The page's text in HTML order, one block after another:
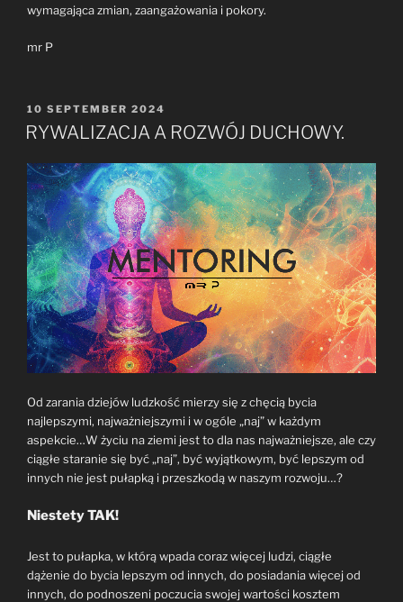
wymagająca zmian, zaangażowania i pokory.
mr P
POSTED
ON
10 SEPTEMBER 2024
RYWALIZACJA A ROZWÓJ DUCHOWY.
Od zarania dziejów ludzkość mierzy się z chęcią bycia
najlepszymi, najważniejszymi i w ogóle „naj” w każdym
aspekcie…W życiu na ziemi jest to dla nas najważniejsze, ale czy
ciągłe staranie się być „naj”, być wyjątkowym, być lepszym od
innych nie jest pułapką i przeszkodą w naszym rozwoju…?
Niestety TAK!
Jest to pułapka, w którą wpada coraz więcej ludzi, ciągłe
dążenie do bycia lepszym od innych, do posiadania więcej od
innych, do podnoszeni poczucia swojej wartości kosztem